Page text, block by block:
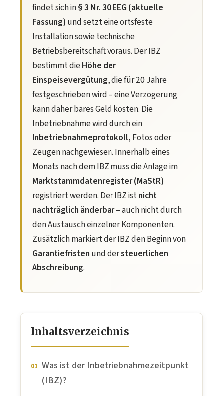
findet sich in§ 3 Nr. 30 EEG (aktuelle
Fassung) und setzt eine ortsfeste
Installation sowie technische
Betriebsbereitschaft voraus. Der IBZ
bestimmt dieHöhe der
Einspeisevergütung, die für 20 Jahre
festgeschrieben wird – eine Verzögerung
kann daher bares Geld kosten. Die
Inbetriebnahme wird durch ein
Inbetriebnahmeprotokoll, Fotos oder
Zeugen nachgewiesen. Innerhalb eines
Monats nach dem IBZ muss die Anlage im
Marktstammdatenregister (MaStR)
registriert werden. Der IBZ istnicht
nachträglich änderbar– auch nicht durch
den Austausch einzelner Komponenten.
Zusätzlich markiert der IBZ den Beginn von
Garantiefristen und dersteuerlichen
Abschreibung.
Inhaltsverzeichnis
Was ist der Inbetriebnahmezeitpunkt
(IBZ)?